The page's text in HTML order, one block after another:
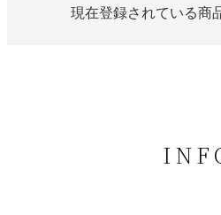
現在登録されている商